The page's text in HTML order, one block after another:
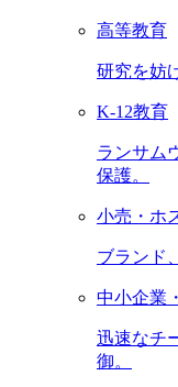
高等教育
研究を妨
K-12教育
ランサム
保護。
小売・ホ
ブランド
中小企業
迅速なチ
御。